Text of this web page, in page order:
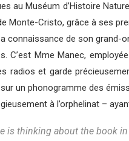
au Muséum d’Histoire
Monte-Cristo, grâce à ses
connaissance de son grand-
C’est Mme Manec,
radios et garde
un phonogramme des
à l’orphelinat –
is thinking about the book